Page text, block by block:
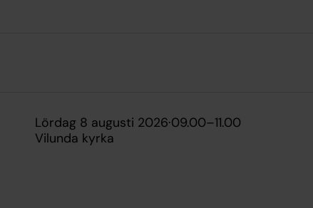
lördag 8 augusti 2026·09.00–11.00
Vilunda kyrka